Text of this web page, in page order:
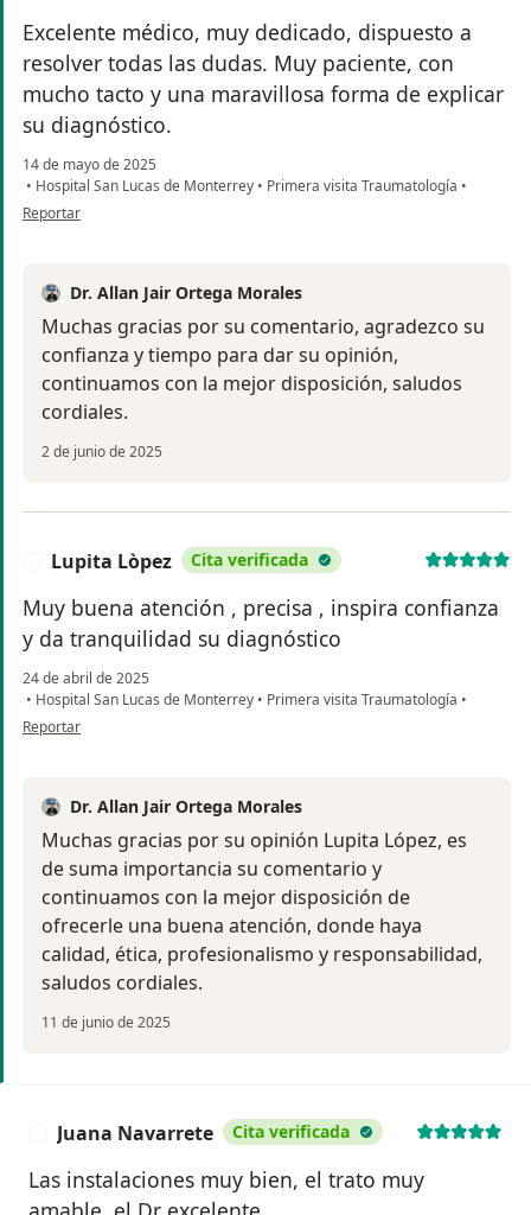
Excelente médico, muy dedicado, dispuesto a
resolver todas las dudas. Muy paciente, con
mucho tacto y una maravillosa forma de explicar
su diagnóstico.
14 de mayo de 2025
• Hospital San Lucas de Monterrey • Primera visita Traumatología •
en opinión del usuario MR
Reportar
Dr. Allan Jair Ortega Morales
Muchas gracias por su comentario, agradezco su
confianza y tiempo para dar su opinión,
continuamos con la mejor disposición, saludos
cordiales.
2 de junio de 2025
Lupita Lòpez Cita verificada
Muy buena atención , precisa , inspira confianza
y da tranquilidad su diagnóstico
24 de abril de 2025
• Hospital San Lucas de Monterrey • Primera visita Traumatología •
en opinión del usuario Lupita Lòpez
Reportar
Dr. Allan Jair Ortega Morales
Muchas gracias por su opinión Lupita López, es
de suma importancia su comentario y
continuamos con la mejor disposición de
ofrecerle una buena atención, donde haya
calidad, ética, profesionalismo y responsabilidad,
saludos cordiales.
11 de junio de 2025
Juana Navarrete Cita verificada
Las instalaciones muy bien, el trato muy